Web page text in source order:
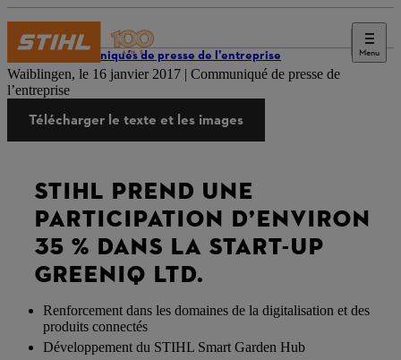
Menu
Communiqués de presse de l’entreprise
Waiblingen, le 16 janvier 2017 | Communiqué de presse de
l’entreprise
Télécharger le texte et les images
STIHL PREND UNE
PARTICIPATION D’ENVIRON
35 % DANS LA START-UP
GREENIQ LTD.
Renforcement dans les domaines de la digitalisation et des
produits connectés
Développement du STIHL Smart Garden Hub